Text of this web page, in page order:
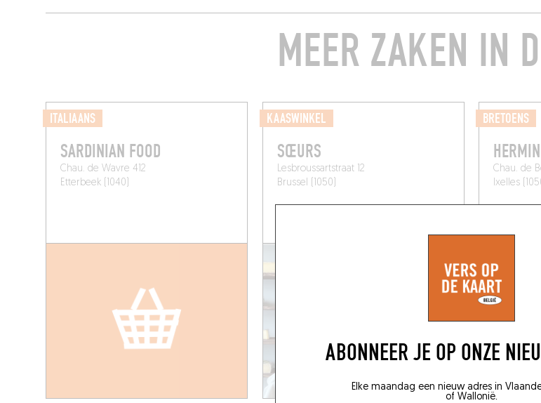
ABONNEER JE OP ONZE
Elke maandag een nieuw adres in
of Wallonië.
MEER ZAKEN IN
ITALIAANS
SARDINIAN FOOD
Chau. de Wavre 412
Etterbeek (1040)
KAASWINKEL
SŒURS
Lesbroussartstraat 12
Brussel (1050)
BRETOENS
Chau. de
Ixelles